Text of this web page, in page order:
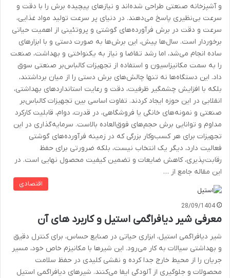
و آشپزخانه صنعتی طراحی شده‌اند و نیازهای پیچیده برش را با دقت و
سرعت بی‌نظیری پاسخ می‌دهند. در دنیای پر سرعت تولید مواد غذایی،
سرعت و دقت در برش فرآورده‌های گوشتی و پروتئینی از اهمیت حیاتی
برخوردار است. سال‌ها پیش، این برش‌ها به صورت دستی و با ابزارهای
ساده انجام می‌شد، اما رشد تقاضا و نیاز به یکنواختی و بهداشت، صنعت
را به سمت مکانیزاسیون و استفاده از تجهیزات کالباس‌بر صنعتی سوق
داد. این دستگاه‌ها نه تنها چالش‌های برش دستی را از میان برداشتند،
بلکه با افزایش چشمگیر ظرفیت، دقت و رعایت استانداردهای بهداشتی،
انقلابی در این حوزه ایجاد کردند. تفاوت اساسی بین تجهیزات کالباس‌بر
صنعتی و نمونه‌های خانگی یا فروشگاهی، در قدرت، دوام، قابلیت کارکرد
مداوم و توانایی برش حجم‌های فوق‌العاده بالاست. سرمایه‌گذاری در این
تجهیزات برای هر کسب‌وکار بزرگی که در زمینه فرآورده‌های گوشتی
فعالیت دارد، دیگر یک انتخاب نیست، بلکه ضرورتی برای حفظ
رقابت‌پذیری، کاهش ضایعات و تضمین کیفیت محصول نهایی است. در
این مقاله جامع از …
اقتصادی
28/09/1404
معرفی شیر دیافراگمی استیل و کاربرد های آن
شیر دیافراگمی استیل، ابزاری حیاتی در صنایع حساس، برای کنترل دقیق
و بهداشتی سیالات به کار می‌رود. این شیرها با مکانیزم خاص خود، مسیر
جریان را از محیط خارج جدا کرده و نقشی کلیدی در حفظ سلامت
محصولات و جلوگیری از آلودگی ایفا می‌کنند. شیرهای دیافراگمی استیل